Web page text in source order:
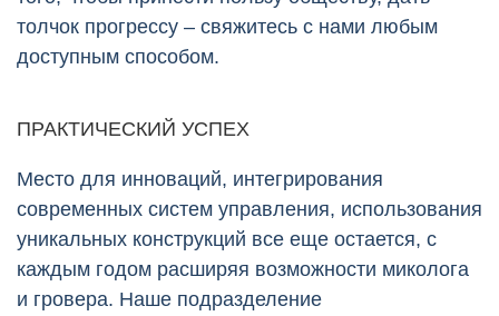
толчок прогрессу – свяжитесь с нами любым
доступным способом.
ПРАКТИЧЕСКИЙ УСПЕХ
Место для инноваций, интегрирования
современных систем управления, использования
уникальных конструкций все еще остается, с
каждым годом расширяя возможности миколога
и гровера. Наше подразделение